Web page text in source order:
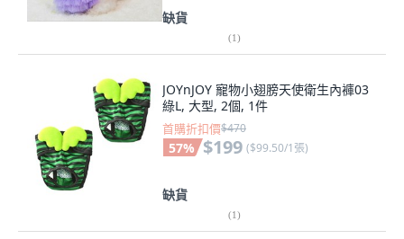
缺貨
(1)
JOYnJOY 寵物小翅膀天使衛生內褲03
綠L, 大型, 2個, 1件
首購折扣價$470
57% $199 ($99.50/1張)
缺貨
(1)